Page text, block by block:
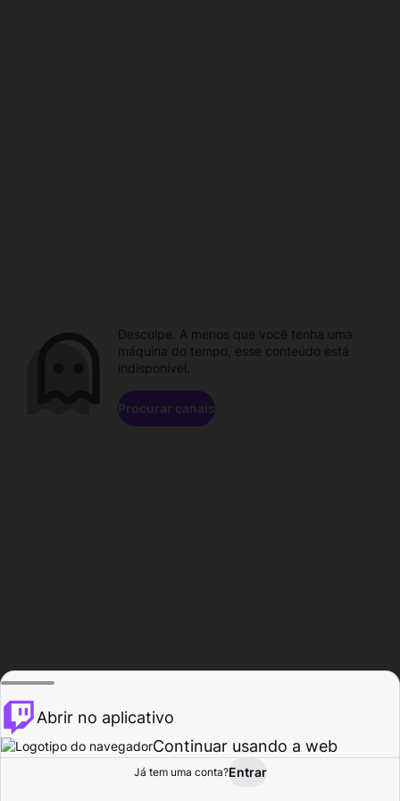
Procurar Atividade
Desculpe. A menos que você tenha uma
máquina do tempo, esse conteúdo está
indisponível.
Procurar canais
Abrir no aplicativo
Continuar usando a web
Já tem uma conta?Entrar